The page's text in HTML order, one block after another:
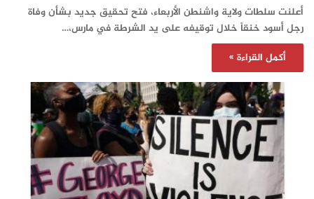
أعلنت سلطات ولاية واشنطن الأربعاء، فتح تحقيق جديد بشأن وفاة
رجل أسود خنقاً خلال توقيفه على يد الشرطة في مارس،…
أكمل القراءة »